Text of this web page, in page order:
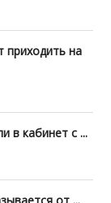
на
в кабинет с ...